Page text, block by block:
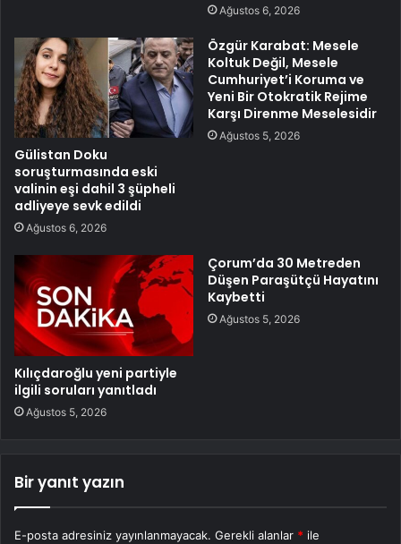
Ağustos 6, 2026
Gülistan Doku
soruşturmasında eski
valinin eşi dahil 3 şüpheli
adliyeye sevk edildi
Ağustos 6, 2026
Özgür Karabat: Mesele
Koltuk Değil, Mesele
Cumhuriyet’i Koruma ve
Yeni Bir Otokratik Rejime
Karşı Direnme Meselesidir
Ağustos 5, 2026
Kılıçdaroğlu yeni partiyle
ilgili soruları yanıtladı
Ağustos 5, 2026
Çorum’da 30 Metreden
Düşen Paraşütçü Hayatını
Kaybetti
Ağustos 5, 2026
Bir yanıt yazın
E-posta adresiniz yayınlanmayacak. Gerekli alanlar * ile